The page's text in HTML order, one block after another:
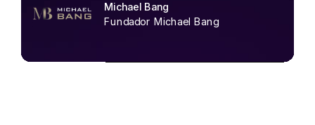
Michael Bang
Fundador Michael Bang